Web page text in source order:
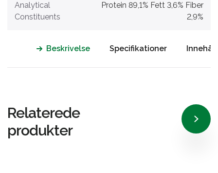
Analytical
Constituents
Protein 89,1% Fett 3,6% Fiber
2,9%
Beskrivelse Specifikationer Innehåll
Relaterede
produkter